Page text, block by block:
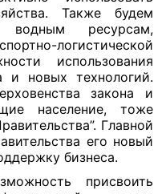
Также будем
ресурсам,
логистической
использования
и новых технологий.
закона и
население, тоже
Главной
его новый
бизнеса.
присвоить